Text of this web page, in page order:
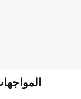
المواجهات